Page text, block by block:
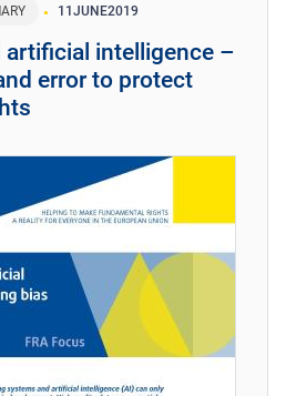
11 JUNE2019
artificial intelligence –
error to protect